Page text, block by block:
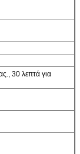
30 λεπτά για